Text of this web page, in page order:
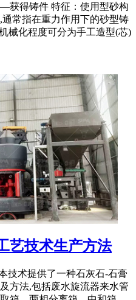
得铸件 特征：使用型砂构
常指在重力作用下的砂型铸
械化程度可分为手工造型(芯)
艺技术生产方法
技术提供了一种石灰石‑石膏
方法,包括废水旋流器来水管